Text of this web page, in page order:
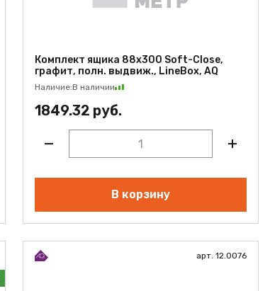
Комплект ящика 88х300 Soft-Close,
графит, полн. выдвиж., LineBox, AQ
Наличие:В наличии
1849.32 руб.
В корзину
арт. 12.0076